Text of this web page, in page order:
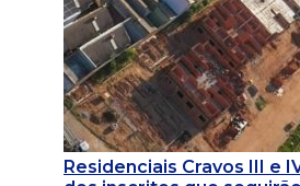
Residenciais Cravos III e